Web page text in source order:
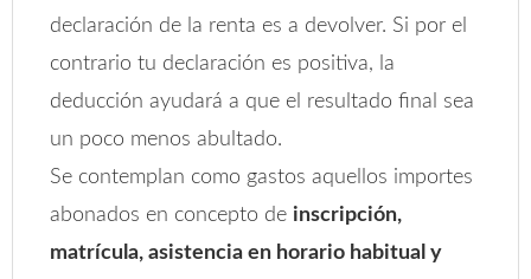
declaración de la renta es a devolver. Si por el
contrario tu declaración es positiva, la
deducción ayudará a que el resultado final sea
un poco menos abultado.
Se contemplan como gastos aquellos importes
abonados en concepto de inscripción,
matrícula, asistencia en horario habitual y